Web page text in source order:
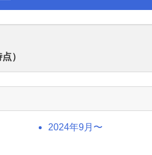
）
2024年9月〜